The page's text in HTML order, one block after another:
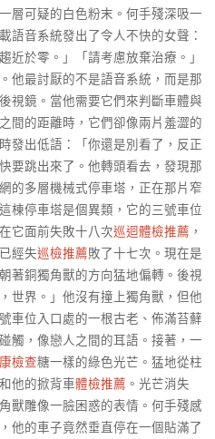
層可疑的白色粉末。何手殘深吸一
語音系統發出了令人不快的女聲：
近於零。」「請考慮放棄治療。」
他最討厭的不是語音系統，而是那
視鏡。當他需要它們來判斷車體與
間的距離時，它們卻像兩片羞澀的
發出低語：「你還是別看了，反正
要跳出來了。他轉頭看去，發現那
的多層機械式停車塔，正在那片窄
棟停車塔是個異類，它的三號車位
它面前失敗十八次巡迴體檢推薦 ，
經失巡檢推薦敗了十七次。現在是
著銅獨角獸的方向猛地偏轉。後視
世界。」他沒有撞上獨角獸，但他
車位入口處的一根古老、佈滿苔蘚
觸，像戀人之間的耳語。接著，一
檢查糖一樣的綠色光芒。猛地從柱
他的掀背車體檢推薦 。光芒消失
獸雕像一臉困惑的表情。何手殘感
他的車子竟然垂直停在一個貼滿了